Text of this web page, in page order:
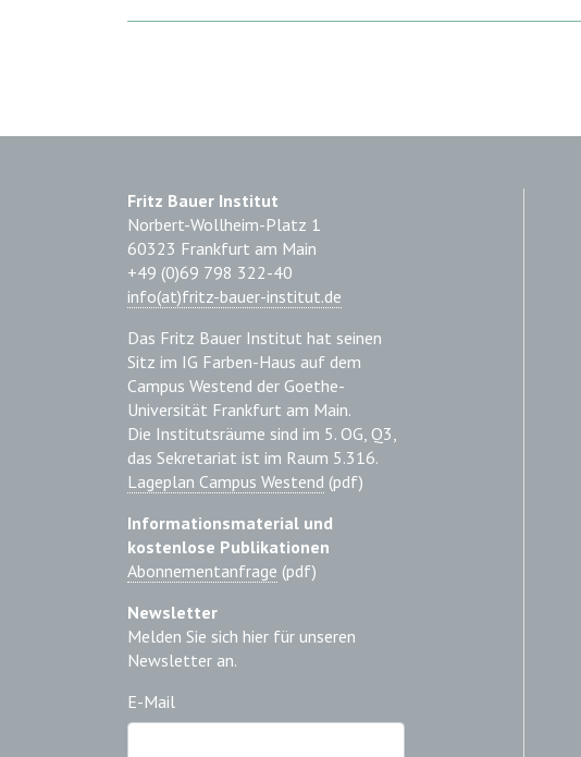
Fritz Bauer Institut
Norbert-Wollheim-Platz 1
60323 Frankfurt am Main
+49 (0)69 798 322-40
info(at)fritz-bauer-institut.de
Das Fritz Bauer Institut hat seinen
Sitz im IG Farben-Haus auf dem
Campus Westend der Goethe-
Universität Frankfurt am Main.
Die Institutsräume sind im 5. OG, Q3,
das Sekretariat ist im Raum 5.316.
Lageplan Campus Westend (pdf)
Informationsmaterial und
kostenlose Publikationen
Abonnementanfrage (pdf)
Newsletter
Melden Sie sich hier für unseren
Newsletter an.
E-Mail